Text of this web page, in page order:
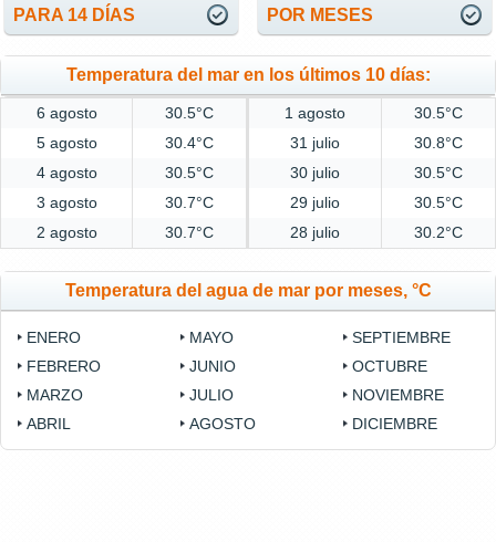
PARA 14 DÍAS POR MESES
Temperatura del mar en los últimos 10 días:
6 agosto 30.5°C 1 agosto
30.5°C
5 agosto
30.4°C 31 julio
30.8°C
4 agosto
30.5°C 30 julio
30.5°C
3 agosto
30.7°C 29 julio
30.5°C
2 agosto
30.7°C 28 julio 30.2°C
Temperatura del agua de mar por meses, °C
ENERO
FEBRERO
MARZO
ABRIL
MAYO
JUNIO
JULIO
AGOSTO
SEPTIEMBRE
OCTUBRE
NOVIEMBRE
DICIEMBRE